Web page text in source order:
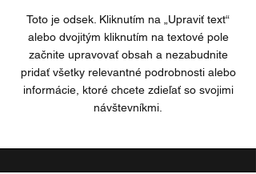
Toto je odsek. Kliknutím na „Upraviť text“
alebo dvojitým kliknutím na textové pole
začnite upravovať obsah a nezabudnite
pridať všetky relevantné podrobnosti alebo
informácie, ktoré chcete zdieľať so svojimi
návštevníkmi.